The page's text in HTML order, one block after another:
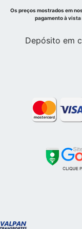
Os preços mostrados em
Depósito em